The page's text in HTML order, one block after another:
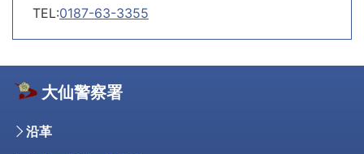
TEL:0187-63-3355
大仙警察署
沿革